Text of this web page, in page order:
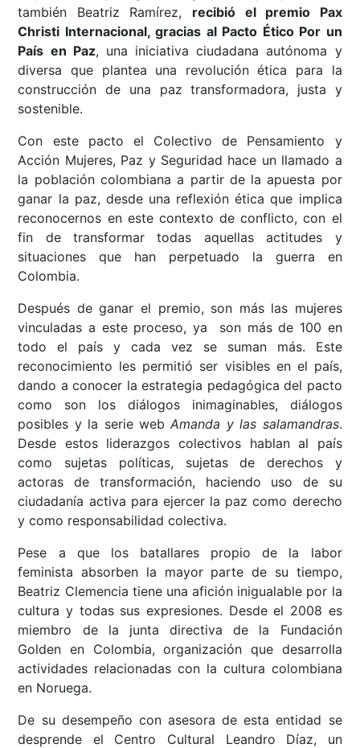
también Beatriz Ramírez, recibió el premio Pax
Christi Internacional, gracias al Pacto Ético Por un
País en Paz, una iniciativa ciudadana autónoma y
diversa que plantea una revolución ética para la
construcción de una paz transformadora, justa y
sostenible.
Con este pacto el Colectivo de Pensamiento y
Acción Mujeres, Paz y Seguridad hace un llamado a
la población colombiana a partir de la apuesta por
ganar la paz, desde una reflexión ética que implica
reconocernos en este contexto de conflicto, con el
fin de transformar todas aquellas actitudes y
situaciones que han perpetuado la guerra en
Colombia.
Después de ganar el premio, son más las mujeres
vinculadas a este proceso, ya son más de 100 en
todo el país y cada vez se suman más. Este
reconocimiento les permitió ser visibles en el país,
dando a conocer la estrategia pedagógica del pacto
como son los diálogos inimaginables, diálogos
posibles y la serie webAmanda y las salamandras.
Desde estos liderazgos colectivos hablan al país
como sujetas políticas, sujetas de derechos y
actoras de transformación, haciendo uso de su
ciudadanía activa para ejercer la paz como derecho
y como responsabilidad colectiva.
Pese a que los batallares propio de la labor
feminista absorben la mayor parte de su tiempo,
Beatriz Clemencia tiene una afición inigualable por la
cultura y todas sus expresiones. Desde el 2008 es
miembro de la junta directiva de la Fundación
Golden en Colombia, organización que desarrolla
actividades relacionadas con la cultura colombiana
en Noruega.
De su desempeño con asesora de esta entidad se
desprende el Centro Cultural Leandro Díaz, un